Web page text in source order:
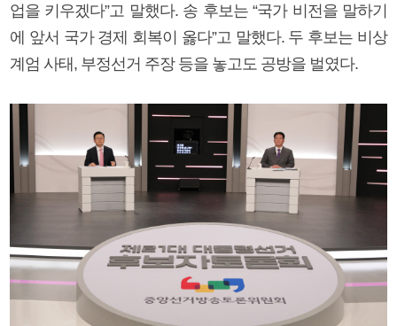
업을 키우겠다”고 말했다. 송 후보는 “국가 비전을 말하기
에 앞서 국가 경제 회복이 옳다”고 말했다. 두 후보는 비상
계엄 사태, 부정선거 주장 등을 놓고도 공방을 벌였다.